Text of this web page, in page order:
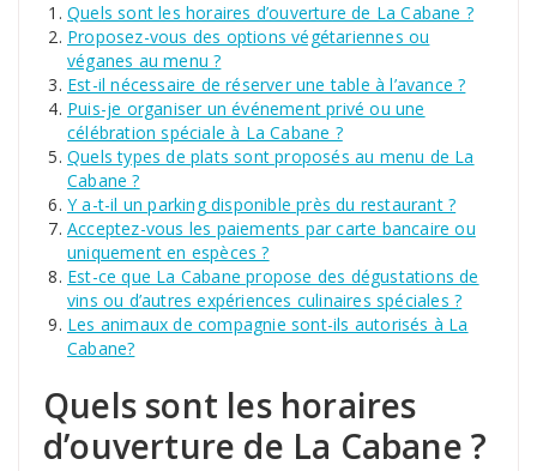
Quels sont les horaires d’ouverture de La Cabane ?
Proposez-vous des options végétariennes ou
véganes au menu ?
Est-il nécessaire de réserver une table à l’avance ?
Puis-je organiser un événement privé ou une
célébration spéciale à La Cabane ?
Quels types de plats sont proposés au menu de La
Cabane ?
Y a-t-il un parking disponible près du restaurant ?
Acceptez-vous les paiements par carte bancaire ou
uniquement en espèces ?
Est-ce que La Cabane propose des dégustations de
vins ou d’autres expériences culinaires spéciales ?
Les animaux de compagnie sont-ils autorisés à La
Cabane?
Quels sont les horaires
d’ouverture de La Cabane ?